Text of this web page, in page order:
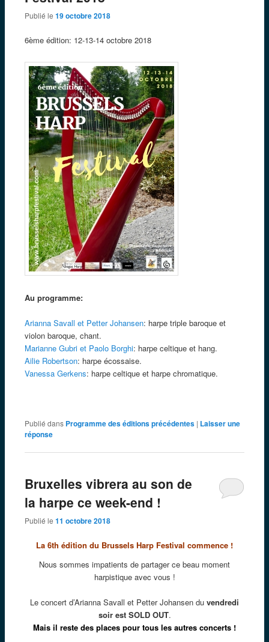
Publié le 19 octobre 2018
6ème édition: 12-13-14 octobre 2018
Au programme:
Arianna Savall et Petter Johansen: harpe triple baroque et
violon baroque, chant.
Marianne Gubri et Paolo Borghi: harpe celtique et hang.
Ailie Robertson: harpe écossaise.
Vanessa Gerkens: harpe celtique et harpe chromatique.
Publié dans Programme des éditions précédentes | Laisser une
réponse
Bruxelles vibrera au son de
la harpe ce week-end !
Publié le 11 octobre 2018
La 6th édition du Brussels Harp Festival commence !
Nous sommes impatients de partager ce beau moment
harpistique avec vous !
Le concert d’Arianna Savall et Petter Johansen du vendredi
soir est SOLD OUT.
Mais il reste des places pour tous les autres concerts !